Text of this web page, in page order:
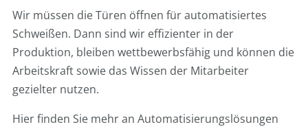
Wir müssen die Türen öffnen für automatisiertes
Schweißen. Dann sind wir effizienter in der
Produktion, bleiben wettbewerbsfähig und können die
Arbeitskraft sowie das Wissen der Mitarbeiter
gezielter nutzen.
Hier finden Sie mehr an Automatisierungslösungen